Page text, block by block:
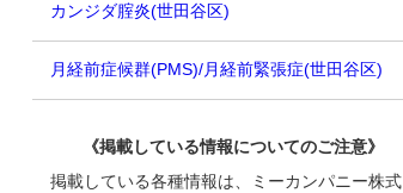
カンジダ腟炎(世田谷区)
月経前症候群(PMS)/月経前緊張症(世田谷区)
《掲載している情報についてのご注意》
掲載している各種情報は、ミーカンパニー株式